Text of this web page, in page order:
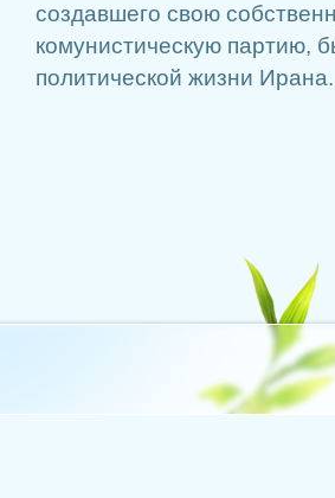
создавшего свою
комунистическую партию,
политической жизни